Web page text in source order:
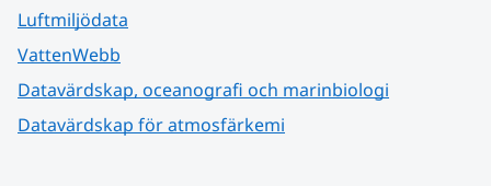
Luftmiljödata
VattenWebb
Datavärdskap, oceanografi och marinbiologi
Datavärdskap för atmosfärkemi